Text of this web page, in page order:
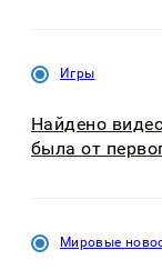
Игры
Найдено
была от
Мировые